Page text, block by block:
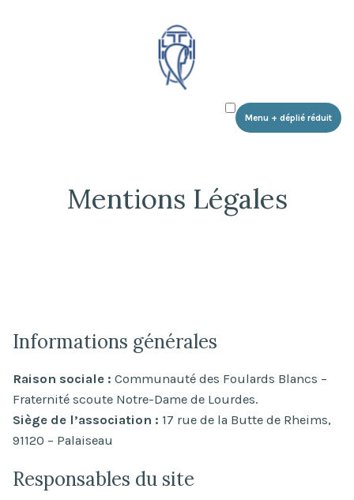
Menu + déplié réduit
Mentions Légales
Informations générales
Raison sociale : Communauté des Foulards Blancs –
Fraternité scoute Notre-Dame de Lourdes.
Siège de l’association : 17 rue de la Butte de Rheims,
91120 – Palaiseau
Responsables du site